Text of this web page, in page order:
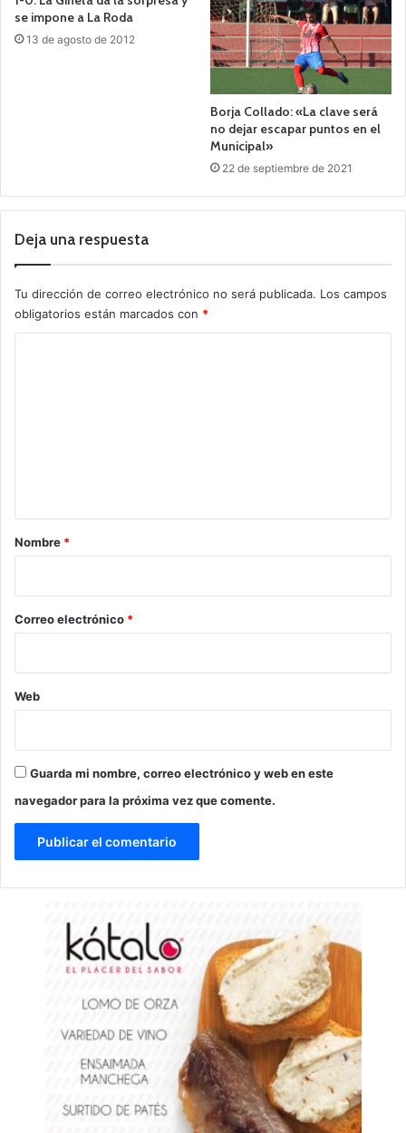
se impone a La Roda
13 de agosto de 2012
Borja Collado: «La clave será
no dejar escapar puntos en el
Municipal»
22 de septiembre de 2021
Deja una respuesta
Tu dirección de correo electrónico no será publicada. Los campos
obligatorios están marcados con *
r
*
Nombre *
Correo electrónico *
Web
Guarda mi nombre, correo electrónico y web en este
navegador para la próxima vez que comente.